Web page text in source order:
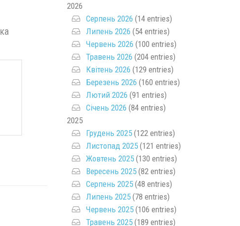
2026
Серпень 2026 (14 entries)
Липень 2026 (54 entries)
Червень 2026 (100 entries)
Травень 2026 (204 entries)
Квітень 2026 (129 entries)
Березень 2026 (160 entries)
Лютий 2026 (91 entries)
Січень 2026 (84 entries)
2025
Грудень 2025(122 entries)
Листопад 2025(121 entries)
Жовтень 2025(130 entries)
Вересень 2025(82 entries)
Серпень 2025(48 entries)
Липень 2025(78 entries)
Червень 2025(106 entries)
Травень 2025(189 entries)